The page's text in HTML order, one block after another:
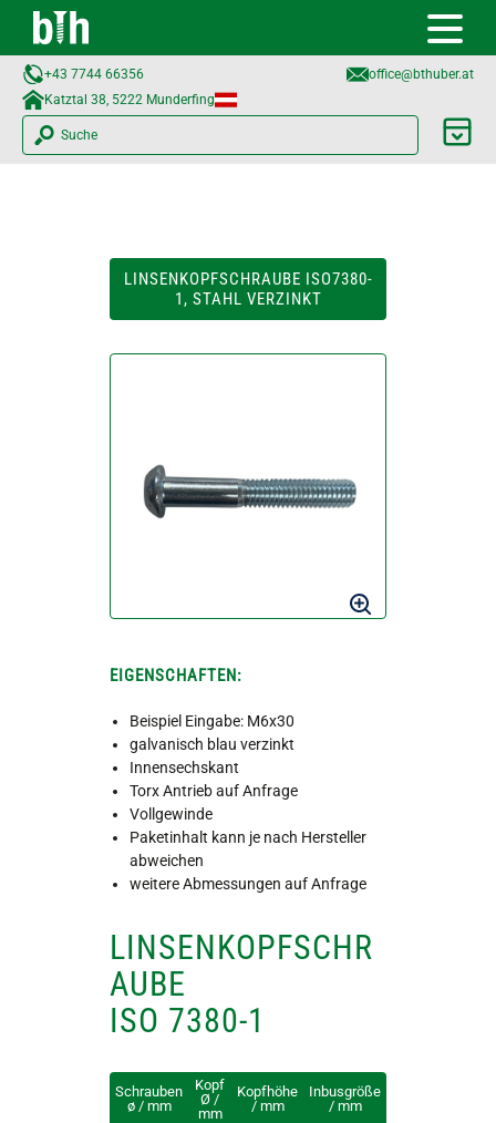
+43 7744 66356
office@bthuber.at​
Katztal 38, 5222 Munderfing
Suche
LINSENKOPFSCHRAUBE ISO7380-
1, STAHL VERZINKT
EIGENSCHAFTEN:
Beispiel Eingabe: M6x30
galvanisch blau verzinkt
Innensechskant
Torx Antrieb auf Anfrage
Vollgewinde
Paketinhalt kann je nach Hersteller
abweichen
weitere Abmessungen auf Anfrage
LINSENKOPFSCHR
AUBE
ISO 7380-1
Schrauben
ø / mm
Kopf
Ø /
mm
Kopfhöhe
/ mm
Inbusgröße
/ mm